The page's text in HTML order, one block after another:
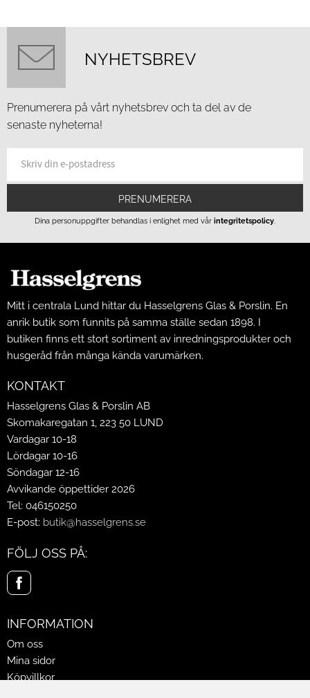
NYHETSBREV
Prenumerera på vårt nyhetsbrev och ta del av de
senaste nyheterna!
PRENUMERERA
Dina personuppgifter behandlas i enlighet med vår integritetspolicy.
Mitt i centrala Lund hittar du Hasselgrens Glas & Porslin. En
anrik butik som funnits på samma ställe sedan 1898. I
butiken finns ett stort sortiment av inredningsprodukter och
husgeråd från många kända varumärken.
KONTAKT
Hasselgrens Glas & Porslin AB
Skomakaregatan 1, 223 50 LUND
Vardagar 10-18
Lördagar 10-16
Söndagar 12-16
Avvikande öppettider 2026
Tel: 046150250
E-post: butik@hasselgrens.se
FÖLJ OSS PÅ:
INFORMATION
Om oss
Mina sidor
Köpvillkor